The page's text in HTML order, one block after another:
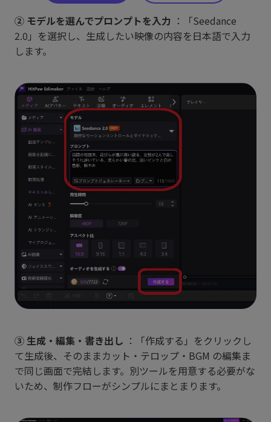
② モデルを選んでプロンプトを入力 ：「Seedance
2.0」を選択し、生成したい映像の内容を日本語で入力
します。
③ 生成・編集・書き出し ：「作成する」をクリックし
て生成後、そのままカット・テロップ・BGM の編集ま
で同じ画面で完結します。別ツールを用意する必要がな
いため、制作フローがシンプルにまとまります。